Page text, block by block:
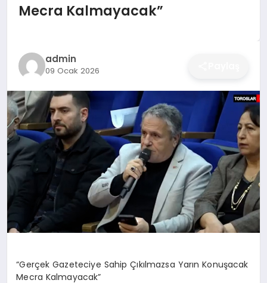
MAGAZIN
DÜNYA
SIYASET
EĞITIM
Mecra Kalmayacak”
admin
09 Ocak 2026
“Gerçek Gazeteciye Sahip Çıkılmazsa Yarın Konuşacak
Mecra Kalmayacak”